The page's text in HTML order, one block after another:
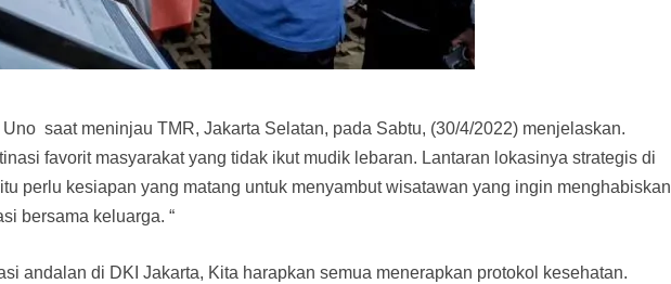
saat meninjau TMR, Jakarta Selatan, pada Sabtu, (30/4/2022) menjelaskan.
favorit masyarakat yang tidak ikut mudik lebaran. Lantaran lokasinya strategis di
perlu kesiapan yang matang untuk menyambut wisatawan yang ingin menghabiskan
bersama keluarga. “
andalan di DKI Jakarta, Kita harapkan semua menerapkan protokol kesehatan.